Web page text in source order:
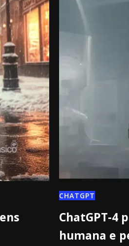
CHATGPT
ChatGPT-4
humana e